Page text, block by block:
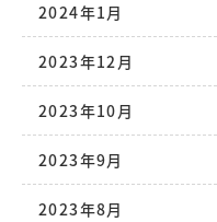
2024年1月
2023年12月
2023年10月
2023年9月
2023年8月